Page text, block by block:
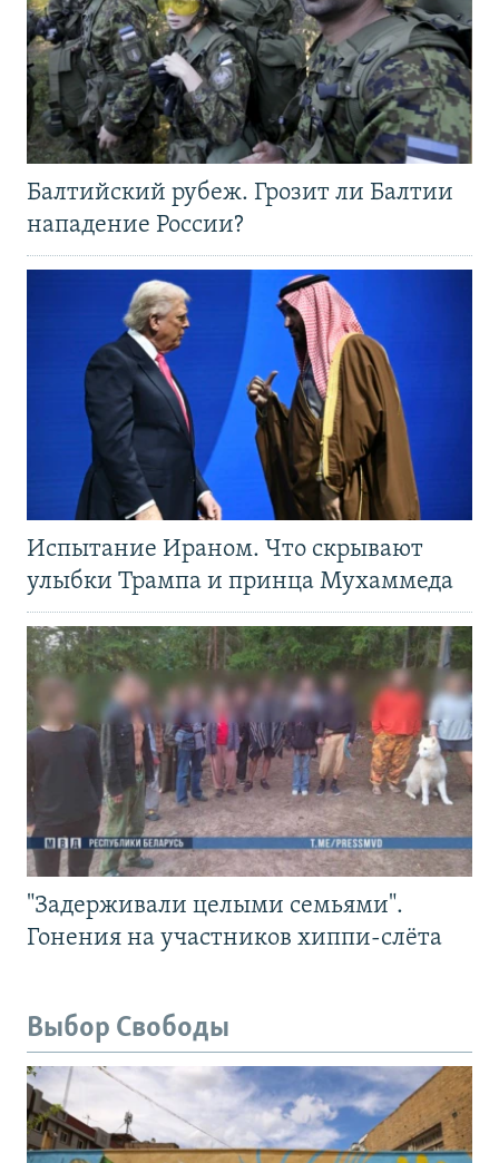
Балтийский рубеж. Грозит ли Балтии
нападение России?
Испытание Ираном. Что скрывают
улыбки Трампа и принца Мухаммеда
"Задерживали целыми семьями".
Гонения на участников хиппи-слёта
Выбор Свободы